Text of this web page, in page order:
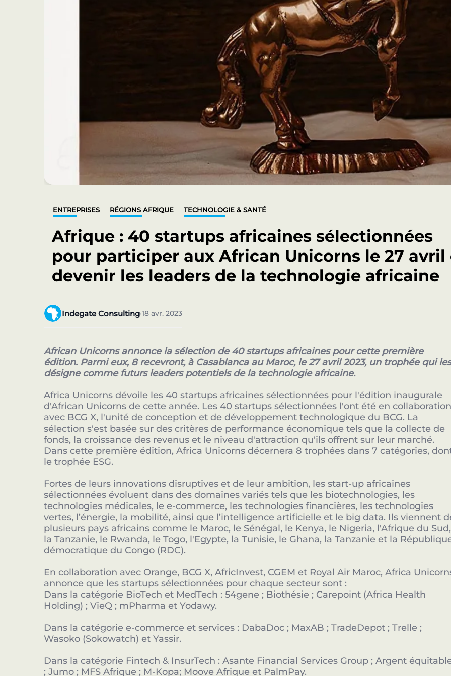
ENTREPRISES RÉGIONS AFRIQUE TECHNOLOGIE & SANTÉ
Afrique : 40 startups africaines sélectionnées
pour participer aux African Unicorns le 27 avril
devenir les leaders de la technologie africaine
Indegate Consulting•18 avr. 2023
African Unicorns annonce la sélection de 40 startups africaines pour cette première
édition. Parmi eux, 8 recevront, à Casablanca au Maroc, le 27 avril 2023, un trophée qui
désigne comme futurs leaders potentiels de la technologie africaine.
Africa Unicorns dévoile les 40 startups africaines sélectionnées pour l'édition inaugurale
d'African Unicorns de cette année. Les 40 startups sélectionnées l'ont été en collaboration
avec BCG X, l'unité de conception et de développement technologique du BCG. La
sélection s'est basée sur des critères de performance économique tels que la collecte de
fonds, la croissance des revenus et le niveau d'attraction qu'ils offrent sur leur marché.
Dans cette première édition, Africa Unicorns décernera 8 trophées dans 7 catégories,
le trophée ESG.
Fortes de leurs innovations disruptives et de leur ambition, les start-up africaines
sélectionnées évoluent dans des domaines variés tels que les biotechnologies, les
technologies médicales, le e-commerce, les technologies financières, les technologies
vertes, l’énergie, la mobilité, ainsi que l’intelligence artificielle et le big data. Ils viennent
plusieurs pays africains comme le Maroc, le Sénégal, le Kenya, le Nigeria, l'Afrique du Sud,
la Tanzanie, le Rwanda, le Togo, l'Egypte, la Tunisie, le Ghana, la Tanzanie et la
démocratique du Congo (RDC).
En collaboration avec Orange, BCG X, AfricInvest, CGEM et Royal Air Maroc, Africa
annonce que les startups sélectionnées pour chaque secteur sont :
Dans la catégorie BioTech et MedTech : 54gene ; Biothésie ; Carepoint (Africa Health
Holding) ; VieQ ; mPharma et Yodawy.
Dans la catégorie e-commerce et services : DabaDoc ; MaxAB ; TradeDepot ; Trelle ;
Wasoko (Sokowatch) et Yassir.
Dans la catégorie Fintech & InsurTech : Asante Financial Services Group ; Argent
; Jumo ; MFS Afrique ; M-Kopa; Moove Afrique et PalmPay.
EXCLUSIVE SPONSOR NETWORK
Nos Sponsors Stratégiques
Devenir Sponsor